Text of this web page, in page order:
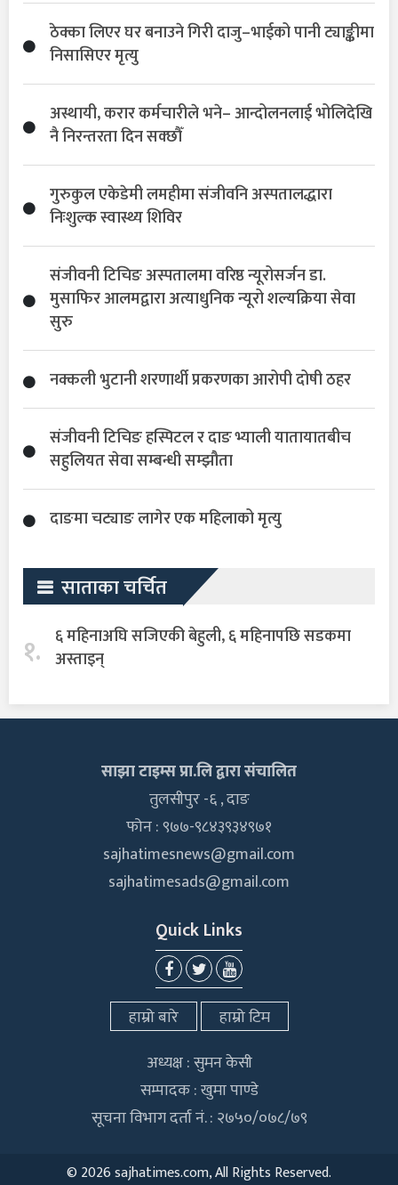
ठेक्का लिएर घर बनाउने गिरी दाजु–भाईको पानी ट्याङ्कीमा
निसासिएर मृत्यु
अस्थायी, करार कर्मचारीले भने– आन्दोलनलाई भोलिदेखि
नै निरन्तरता दिन सक्छौँ
गुरुकुल एकेडेमी लमहीमा संजीवनि अस्पतालद्धारा
निःशुल्क स्वास्थ्य शिविर
संजीवनी टिचिङ अस्पतालमा वरिष्ठ न्यूरोसर्जन डा.
मुसाफिर आलमद्वारा अत्याधुनिक न्यूरो शल्यक्रिया सेवा
सुरु
नक्कली भुटानी शरणार्थी प्रकरणका आरोपी दोषी ठहर
संजीवनी टिचिङ हस्पिटल र दाङ भ्याली यातायातबीच
सहुलियत सेवा सम्बन्धी सम्झौता
दाङमा चट्याङ लागेर एक महिलाको मृत्यु
साताका चर्चित
१. ६ महिनाअघि सजिएकी बेहुली, ६ महिनापछि सडकमा
अस्ताइन्
साझा टाइम्स प्रा.लि द्वारा संचालित
तुलसीपुर -६ , दाङ
फोन : ९७७-९८४३९३४९७१
sajhatimesnews@gmail.com
sajhatimesads@gmail.com
Quick Links
हाम्रो बारे
हाम्रो टिम
अध्यक्ष : सुमन केसी
सम्पादक : खुमा पाण्डे
सूचना विभाग दर्ता नं. : २७५०/०७८/७९
©2026 sajhatimes.com, All Rights Reserved.